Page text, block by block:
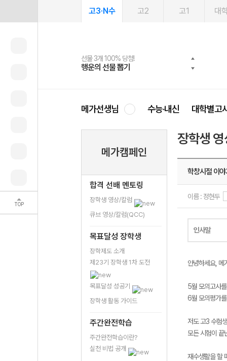
TOP
고3·N수 고2 고1 대
선물 3개 100% 당첨!
행운의 선물 뽑기
선물 100% 증정!
메가스터디 X 올리브
2027 러셀 단과
강사 공개선발
스마트러닝앱
설문 EVENT
메가패스
3일 무료 체험권
메가패스 수강생 무료혜택!
메가클럽 멤버십
사회공헌 캠페인
희망이룸 메가나눔
메가선생님 수능·내신 대학별고
메가캠페인
합격 선배 멘토링
장학생 영상/칼럼
큐브 영상/칼럼(QCC)
목표달성 장학생
장학제도 소개
제23기 장학생 1차 도전
목표달성 성공기
장학생 활동 가이드
주간완전학습
주간완전학습이란?
실천 비법 공개
장학생
학창시절 이
이름 : 정현두
인사말
안녕하세요, 메
5월 모의고사
6월 모의평가
저도 고3 수험
모든 시험이 끝
재수생활을 할